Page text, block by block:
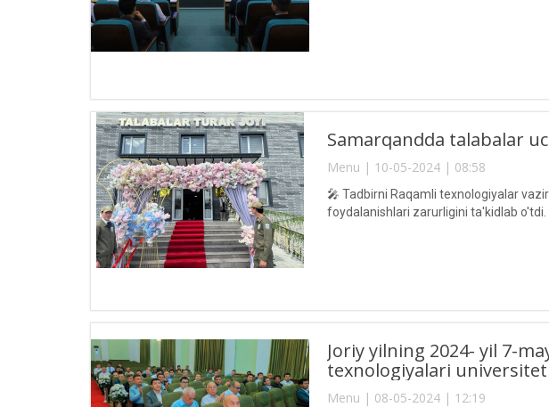
Samarqandda talabalar
Menu | 10-05-2024 | 08:58
🎤 Tadbirni Raqamli texnologiyalar
foydalanishlari zarurligini ta'kidlab o'tdi.
Joriy yilning 2024- yil 7-
texnologiyalari
Menu | 08-05-2024 | 12:19